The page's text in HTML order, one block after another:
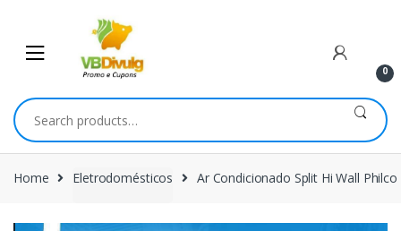
navigation
content
0
Search
for:
Home Eletrodomésticos Ar Condicionado Split Hi Wall